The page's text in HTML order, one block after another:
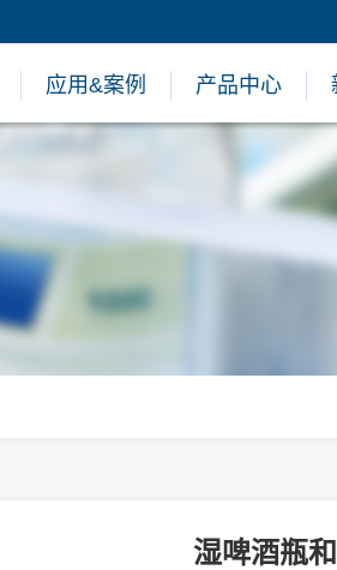
应用&案例 产品中心
湿啤酒瓶